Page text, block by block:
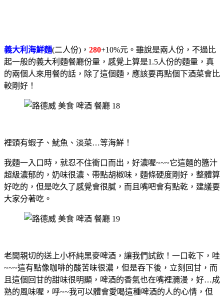
義大利海鮮麵(二人份)， 280+10%元。雖說是兩人份，不過比
起一般的義大利麵餐廳份量，感覺上算是1.5人份的麵量，真
的兩個人來用餐的話，除了這個麵，應該要再點個下酒菜會比
較剛好！
裡頭有蝦子、魷魚、淡菜…等海鮮！
我麵一入口時，就忍不住衝口而出，好濃喔~~~它這麵的醬汁
超級濃郁的，奶味很濃、帶點胡椒味，麵條硬度剛好，整體算
好吃的，但是吃久了感覺會很膩，而且嘴吧會有點乾，建議要
大家分著吃。
老闆親切的送上小杯純黑麥啤酒，讓我們試飲！一口乾下，哇
~~~這有點像咖啡的酸苦味很濃，但是吞下後，立刻回甘，而
且這個回甘的甜味很明顯，啤酒的香氣也在嘴裡瀰漫，好…成
熟的風味喔，呼~~我可以體會愛喝這種啤酒的人的心情，但